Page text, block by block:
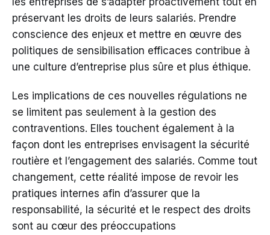
préservant les droits de leurs salariés. Prendre
conscience des enjeux et mettre en œuvre des
politiques de sensibilisation efficaces contribue à
une culture d’entreprise plus sûre et plus éthique.
Les implications de ces nouvelles régulations ne
se limitent pas seulement à la gestion des
contraventions. Elles touchent également à la
façon dont les entreprises envisagent la sécurité
routière et l’engagement des salariés. Comme tout
changement, cette réalité impose de revoir les
pratiques internes afin d’assurer que la
responsabilité, la sécurité et le respect des droits
sont au cœur des préoccupations